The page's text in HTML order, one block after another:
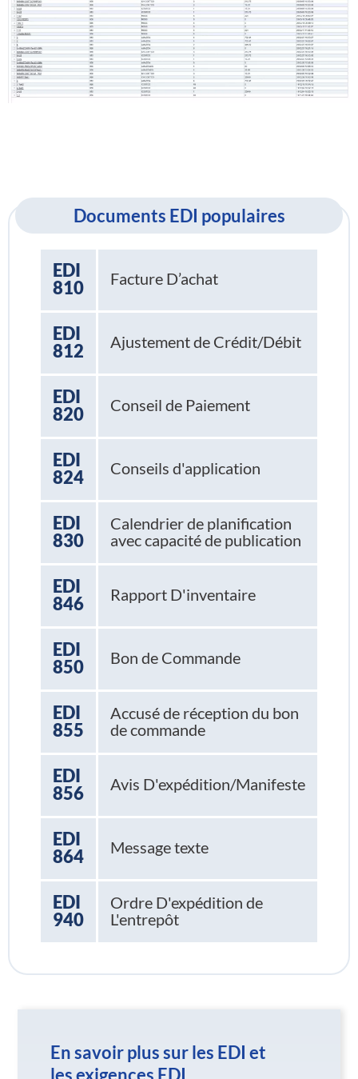
Documents EDI populaires
EDI
810
Facture D’achat
EDI
812
Ajustement de Crédit/Débit
EDI
820
Conseil de Paiement
EDI
824
Conseils d'application
EDI
830
Calendrier de planification
avec capacité de publication
EDI
846
Rapport D'inventaire
EDI
850
Bon de Commande
EDI
855
Accusé de réception du bon
de commande
EDI
856
Avis D'expédition/Manifeste
EDI
864
Message texte
EDI
940
Ordre D'expédition de
L'entrepôt
En savoir plus sur les EDI et
les exigences EDI